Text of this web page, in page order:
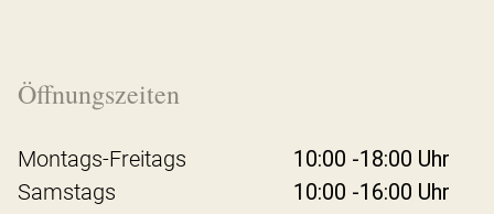
Öffnungszeiten
Montags-Freitags
10:00 -18:00 Uhr
Samstags
10:00 -16:00 Uhr